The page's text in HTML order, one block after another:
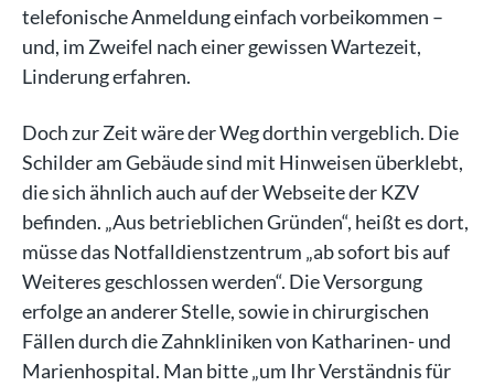
telefonische Anmeldung einfach vorbeikommen –
und, im Zweifel nach einer gewissen Wartezeit,
Linderung erfahren.
Doch zur Zeit wäre der Weg dorthin vergeblich. Die
Schilder am Gebäude sind mit Hinweisen überklebt,
die sich ähnlich auch auf der Webseite der KZV
befinden. „Aus betrieblichen Gründen“, heißt es dort,
müsse das Notfalldienstzentrum „ab sofort bis auf
Weiteres geschlossen werden“. Die Versorgung
erfolge an anderer Stelle, sowie in chirurgischen
Fällen durch die Zahnkliniken von Katharinen- und
Marienhospital. Man bitte „um Ihr Verständnis für